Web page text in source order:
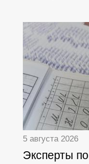
5 августа 2026
Эксперты